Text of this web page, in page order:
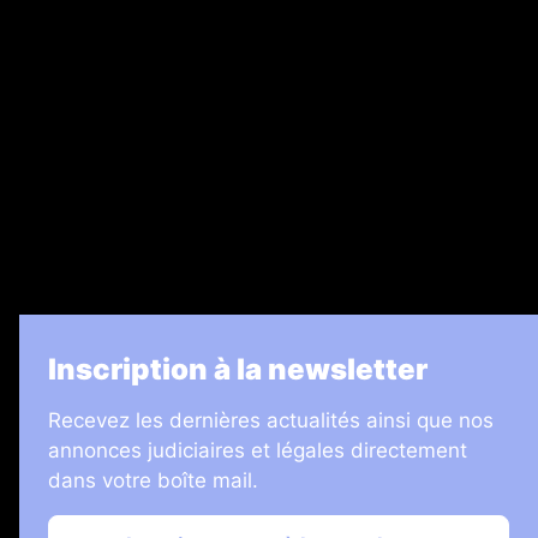
Inscription à la newsletter
Recevez les dernières actualités ainsi que nos
annonces judiciaires et légales directement
dans votre boîte mail.